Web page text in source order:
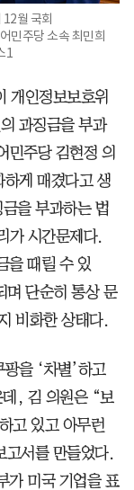
월 국회
민주당 소속 최민희
1
개인정보보호위
과징금을 부과
민주당 김현정 의
게 매겼다고 생
을 부과하는 법
가 시간문제다.
을 때릴 수 있
며 단순히 통상 문
비화한 상태다.
을 ‘차별’하고
데, 김 의원은 “보
고 있고 아무런
고서를 만들었다.
가 미국 기업을 표